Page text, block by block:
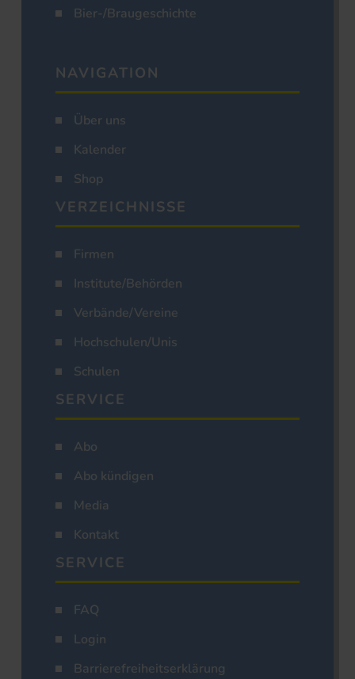
Bier-/Braugeschichte
NAVIGATION
Über uns
Kalender
Shop
VERZEICHNISSE
Firmen
Institute/Behörden
Verbände/Vereine
Hochschulen/Unis
Schulen
SERVICE
Abo
Abo kündigen
Media
Kontakt
SERVICE
FAQ
Login
Barrierefreiheitserklärung